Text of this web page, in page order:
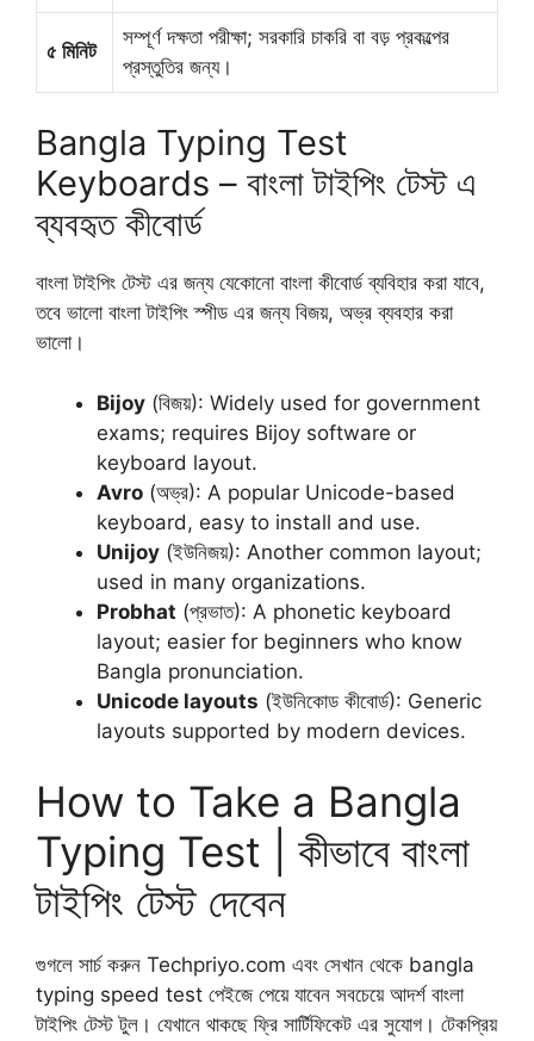
৫ মিনিট
সম্পূর্ণ দক্ষতা পরীক্ষা; সরকারি চাকরি বা বড় প্রকল্পের
প্রস্তুতির জন্য।
Bangla Typing Test
Keyboards – বাংলা টাইপিং টেস্ট এ
ব্যবহৃত কীবোর্ড
বাংলা টাইপিং টেস্ট এর জন্য যেকোনো বাংলা কীবোর্ড ব্যবিহার করা যাবে,
তবে ভালো বাংলা টাইপিং স্পীড এর জন্য বিজয়, অভ্র ব্যবহার করা
ভালো।
Bijoy (বিজয়): Widely used for government
exams; requires Bijoy software or
keyboard layout.
Avro (অভ্র): A popular Unicode-based
keyboard, easy to install and use.
Unijoy (ইউনিজয়): Another common layout;
used in many organizations.
Probhat (প্রভাত): A phonetic keyboard
layout; easier for beginners who know
Bangla pronunciation.
Unicode layouts (ইউনিকোড কীবোর্ড): Generic
layouts supported by modern devices.
How to Take a Bangla
Typing Test | কীভাবে বাংলা
টাইপিং টেস্ট দেবেন
গুগলে সার্চ করুন Techpriyo.com এবং সেখান থেকে bangla
typing speed test পেইজে পেয়ে যাবেন সবচেয়ে আদর্শ বাংলা
টাইপিং টেস্ট টুল। যেখানে থাকছে ফ্রি সার্টিফিকেট এর সুযোগ। টেকপ্রিয়